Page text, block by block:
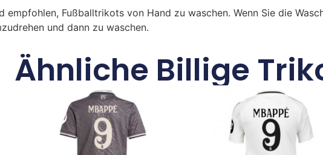
empfohlen, Fußballtrikots von Hand zu waschen. Wenn Sie die
und dann zu waschen.
Ähnliche Billige